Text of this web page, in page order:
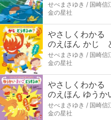
せべまさゆき / 国崎信
金の星社
やさしくわかる
のえほん かじ
せべまさゆき / 国崎信
金の星社
やさしくわかる
のえほん ゆう
の？
せべまさゆき / 国崎信
金の星社